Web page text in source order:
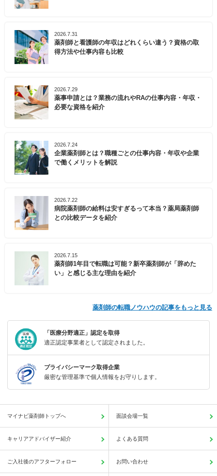
2026.7.31
薬剤師と看護師の年収はどれくらい違う？資格の取
得方法や仕事内容も比較
2026.7.29
薬事申請とは？業務の流れやRAの仕事内容・年収・
必要な資格を紹介
2026.7.24
企業薬剤師とは？職種ごとの仕事内容・年収や企業
で働くメリットを解説
2026.7.22
病院薬剤師の給料は安すぎるって本当？薬局薬剤師
との比較データを紹介
2026.7.15
薬剤師1年目で転職は可能？新卒薬剤師が「辞めた
い」と感じる主な理由を紹介
薬剤師の転職ノウハウの記事をもっと見る
「医療分野適正」認定を取得
適正認定事業者として認定されました。
プライバシーマーク取得企業
厳密な管理基準で個人情報をお守りします。
マイナビ薬剤師トップへ 面談会場一覧
キャリアアドバイザー紹介 よくある質問
ご入社後のアフターフォロー お問い合わせ